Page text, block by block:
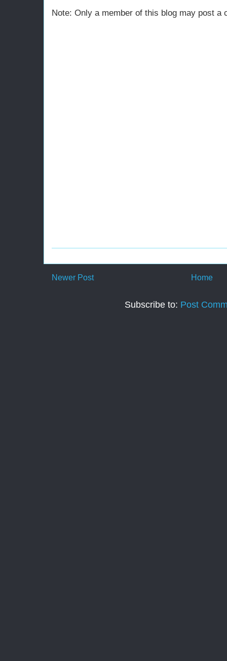
Note: Only a member of this blog may post a
Newer Post Home
Subscribe to: Post